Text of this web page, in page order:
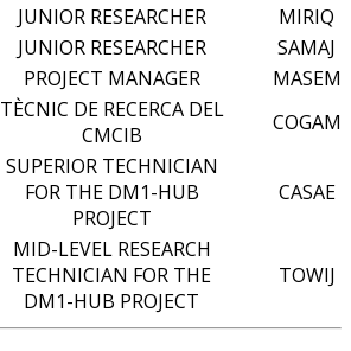
JUNIOR RESEARCHER
MIRIQ
JUNIOR RESEARCHER
SAMAJ
PROJECT MANAGER
MASEM
TÈCNIC DE RECERCA DEL
CMCIB
COGAM
SUPERIOR TECHNICIAN
FOR THE DM1-HUB
PROJECT
CASAE
MID-LEVEL RESEARCH
TECHNICIAN FOR THE
DM1-HUB PROJECT
TOWIJ